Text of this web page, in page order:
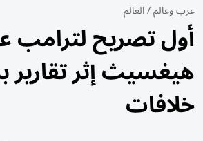
عرب وعالم/العالم
أول تصريح لترامب
هيغسيث إثر
خلافات